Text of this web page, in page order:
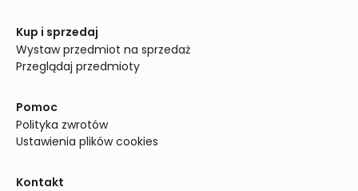
Kup i sprzedaj
Wystaw przedmiot na sprzedaż
Przeglądaj przedmioty
Pomoc
Polityka zwrotów
Ustawienia plików cookies
Kontakt